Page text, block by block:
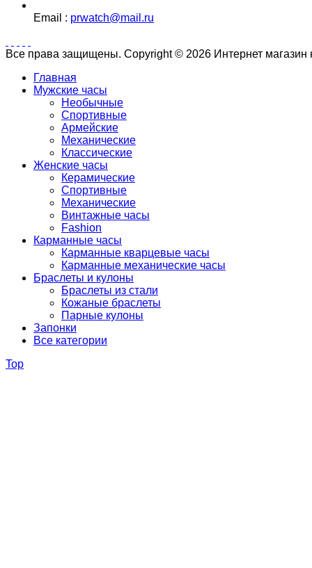
Email : prwatch@mail.ru
Все права защищены. Copyright © 2026 Интернет магазин
Главная
Мужские часы
Необычные
Спортивные
Армейские
Механические
Классические
Женские часы
Керамические
Спортивные
Механические
Винтажные часы
Fashion
Карманные часы
Карманные кварцевые часы
Карманные механические часы
Браслеты и кулоны
Браслеты из стали
Кожаные браслеты
Парные кулоны
Запонки
Все категории
Top